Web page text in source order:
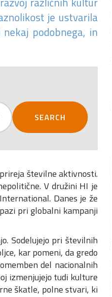
je ustvarila
podobnega, in
SEARCH
številne aktivnosti.
V družini HI je
Danes je že
pri globalni kampanji
Sodelujejo pri številnih
kar pomeni, da gredo
del nacionalnih
izmenjujejo tudi kulture
škatle, polne stvari, ki